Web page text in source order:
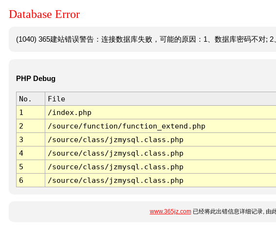
Database Error
(1040) 365建站错误警告：连接数据库失败，可能的原因：1、数据库密码不对; 2
PHP Debug
No. File
1
/index.php
2
/source/function/function_extend.php
3
/source/class/jzmysql.class.php
4
/source/class/jzmysql.class.php
5
/source/class/jzmysql.class.php
6
/source/class/jzmysql.class.php
www.365jz.com已经将此出错信息详细记录, 由